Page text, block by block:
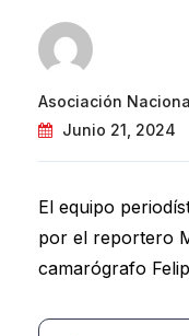
Asociación
Junio 21, 2024
El equipo
por el reportero
camarógrafo